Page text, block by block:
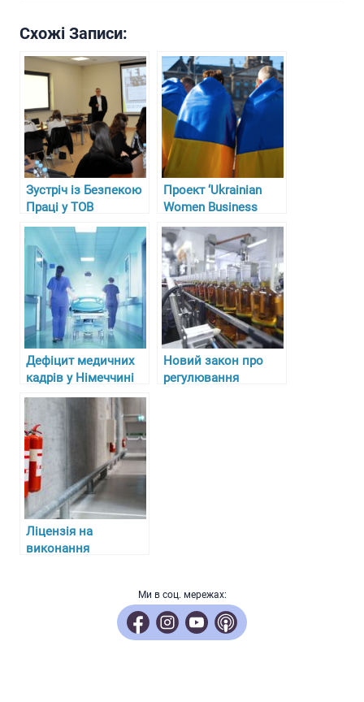
Схожі Записи:
Зустріч із Безпекою
Праці у ТОВ
“Гарасимів Агро”
Проект ‘Ukrainian
Women Business
Circle’ у Німеччині
Дефіцит медичних
кадрів у Німеччині
та складнощі з
отриманням
ліцензій для лікарів-
біженців
Новий закон про
регулювання
Ліцензія на
виконання
Ми в соц. мережах: